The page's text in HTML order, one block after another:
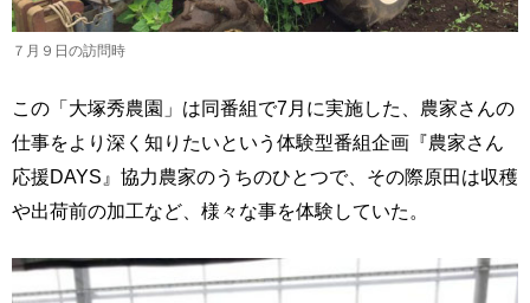
７月９日の訪問時
この「大塚秀農園」は同番組で7月に実施した、農家さんの
仕事をより深く知りたいという体験型番組企画『農家さん
応援DAYS』協力農家のうちのひとつで、その際原田は収穫
や出荷前の加工など、様々な事を体験していた。